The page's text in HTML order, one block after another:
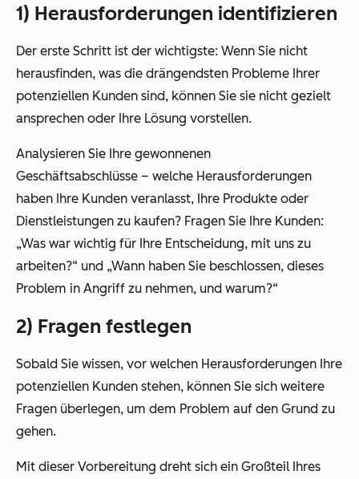
1) Herausforderungen identifizieren
Der erste Schritt ist der wichtigste: Wenn Sie nicht
herausfinden, was die drängendsten Probleme Ihrer
potenziellen Kunden sind, können Sie sie nicht gezielt
ansprechen oder Ihre Lösung vorstellen.
Analysieren Sie Ihre gewonnenen
Geschäftsabschlüsse – welche Herausforderungen
haben Ihre Kunden veranlasst, Ihre Produkte oder
Dienstleistungen zu kaufen? Fragen Sie Ihre Kunden:
„Was war wichtig für Ihre Entscheidung, mit uns zu
arbeiten?“ und „Wann haben Sie beschlossen, dieses
Problem in Angriff zu nehmen, und warum?“
2) Fragen festlegen
Sobald Sie wissen, vor welchen Herausforderungen Ihre
potenziellen Kunden stehen, können Sie sich weitere
Fragen überlegen, um dem Problem auf den Grund zu
gehen.
Mit dieser Vorbereitung dreht sich ein Großteil Ihres